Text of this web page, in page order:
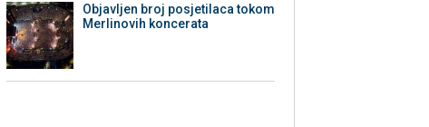
Objavljen broj posjetilaca tokom
Merlinovih koncerata